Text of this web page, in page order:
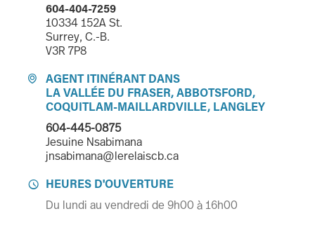
604-404-7259
10334 152A St.
Surrey, C.-B.
V3R 7P8

AGENT ITINÉRANT DANS
LA VALLÉE DU FRASER, ABBOTSFORD,
COQUITLAM-MAILLARDVILLE, LANGLEY
604-445-0875
Jesuine Nsabimana
jnsabimana@lerelaiscb.ca

HEURES D'OUVERTURE
Du lundi au vendredi de 9h00 à 16h00